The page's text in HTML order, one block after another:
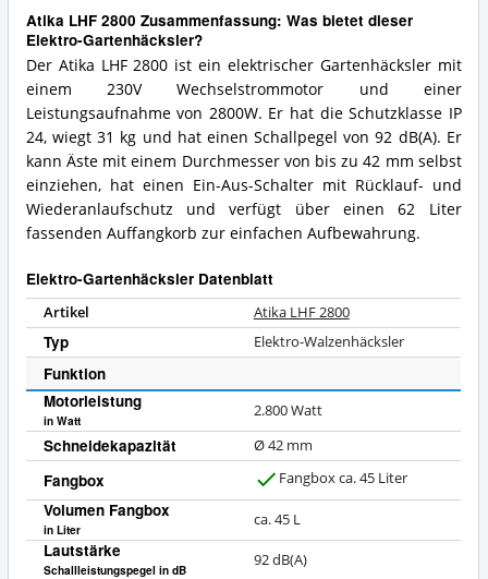
Atika LHF 2800 Zusammenfassung: Was bietet dieser
Elektro-Gartenhäcksler?
Der Atika LHF 2800 ist ein elektrischer Gartenhäcksler mit
einem 230V Wechselstrommotor und einer
Leistungsaufnahme von 2800W. Er hat die Schutzklasse IP
24, wiegt 31 kg und hat einen Schallpegel von 92 dB(A). Er
kann Äste mit einem Durchmesser von bis zu 42 mm selbst
einziehen, hat einen Ein-Aus-Schalter mit Rücklauf- und
Wiederanlaufschutz und verfügt über einen 62 Liter
fassenden Auffangkorb zur einfachen Aufbewahrung.
Elektro-Gartenhäcksler Datenblatt
Artikel Atika LHF 2800
Typ Elektro-Walzenhäcksler
Funktion
Motorleistung
in Watt
2.800 Watt
Schneidekapazität Ø 42 mm
Fangbox Fangbox ca. 45 Liter
Volumen Fangbox
in Liter
ca. 45 L
Lautstärke
Schallleistungspegel in dB
92dB(A)